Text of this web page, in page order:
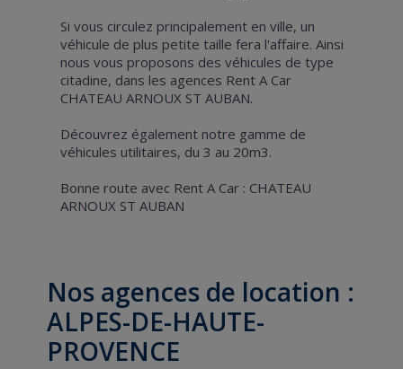
Si vous circulez principalement en ville, un
véhicule de plus petite taille fera l'affaire. Ainsi
nous vous proposons des véhicules de type
citadine, dans les agences Rent A Car
CHATEAU ARNOUX ST AUBAN.
Découvrez également notre gamme de
véhicules utilitaires, du 3 au 20m3.
Bonne route avec Rent A Car : CHATEAU
ARNOUX ST AUBAN
Nos agences de location :
ALPES-DE-HAUTE-
PROVENCE